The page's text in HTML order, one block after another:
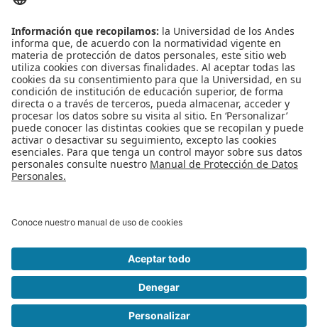
Lenguas y Cultura y el
Departamento de
Humanidades y
Literatura, busca que
los estudiantes de
programas de
maestrías y doctorados
de la Universidad refuercen sus competencias de escritura académica.
Publicado en Noticias
Etiquetado bajo